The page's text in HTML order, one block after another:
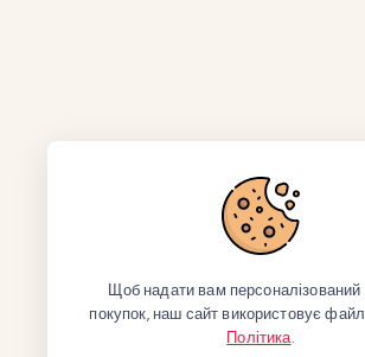
Щоб надати вам персоналізований
покупок, наш сайт використовує
Політика.